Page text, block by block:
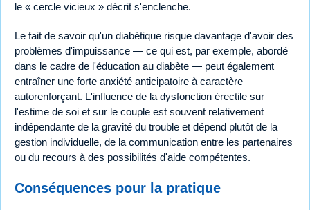
le « cercle vicieux » décrit s'enclenche.
Le fait de savoir qu'un diabétique risque davantage d'avoir des
problèmes d'impuissance — ce qui est, par exemple, abordé
dans le cadre de l'éducation au diabète — peut également
entraîner une forte anxiété anticipatoire à caractère
autorenforçant. L'influence de la dysfonction érectile sur
l'estime de soi et sur le couple est souvent relativement
indépendante de la gravité du trouble et dépend plutôt de la
gestion individuelle, de la communication entre les partenaires
ou du recours à des possibilités d'aide compétentes.
Conséquences pour la pratique